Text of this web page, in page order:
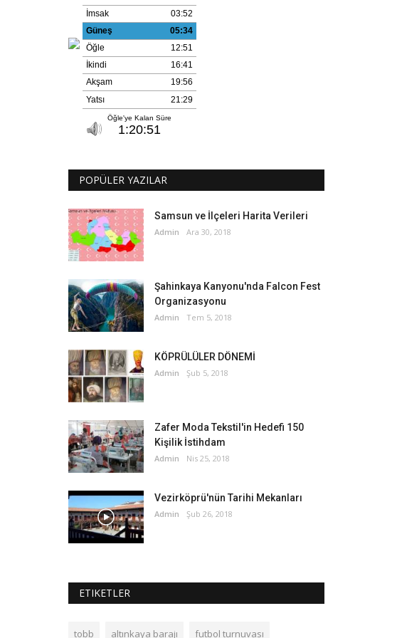
POPÜLER YAZILAR
Samsun ve İlçeleri Harita Verileri
Admin Ara 30, 2018
Şahinkaya Kanyonu'nda Falcon Fest
Organizasyonu
Admin Tem 5, 2018
KÖPRÜLÜLER DÖNEMİ
Admin Şub 5, 2018
Zafer Moda Tekstil'in Hedefi 150
Kişilik İstihdam
Admin Nis 25, 2018
Vezirköprü'nün Tarihi Mekanları
Admin Şub 26, 2018
ETIKETLER
tobb altınkaya barajı futbol turnuvası